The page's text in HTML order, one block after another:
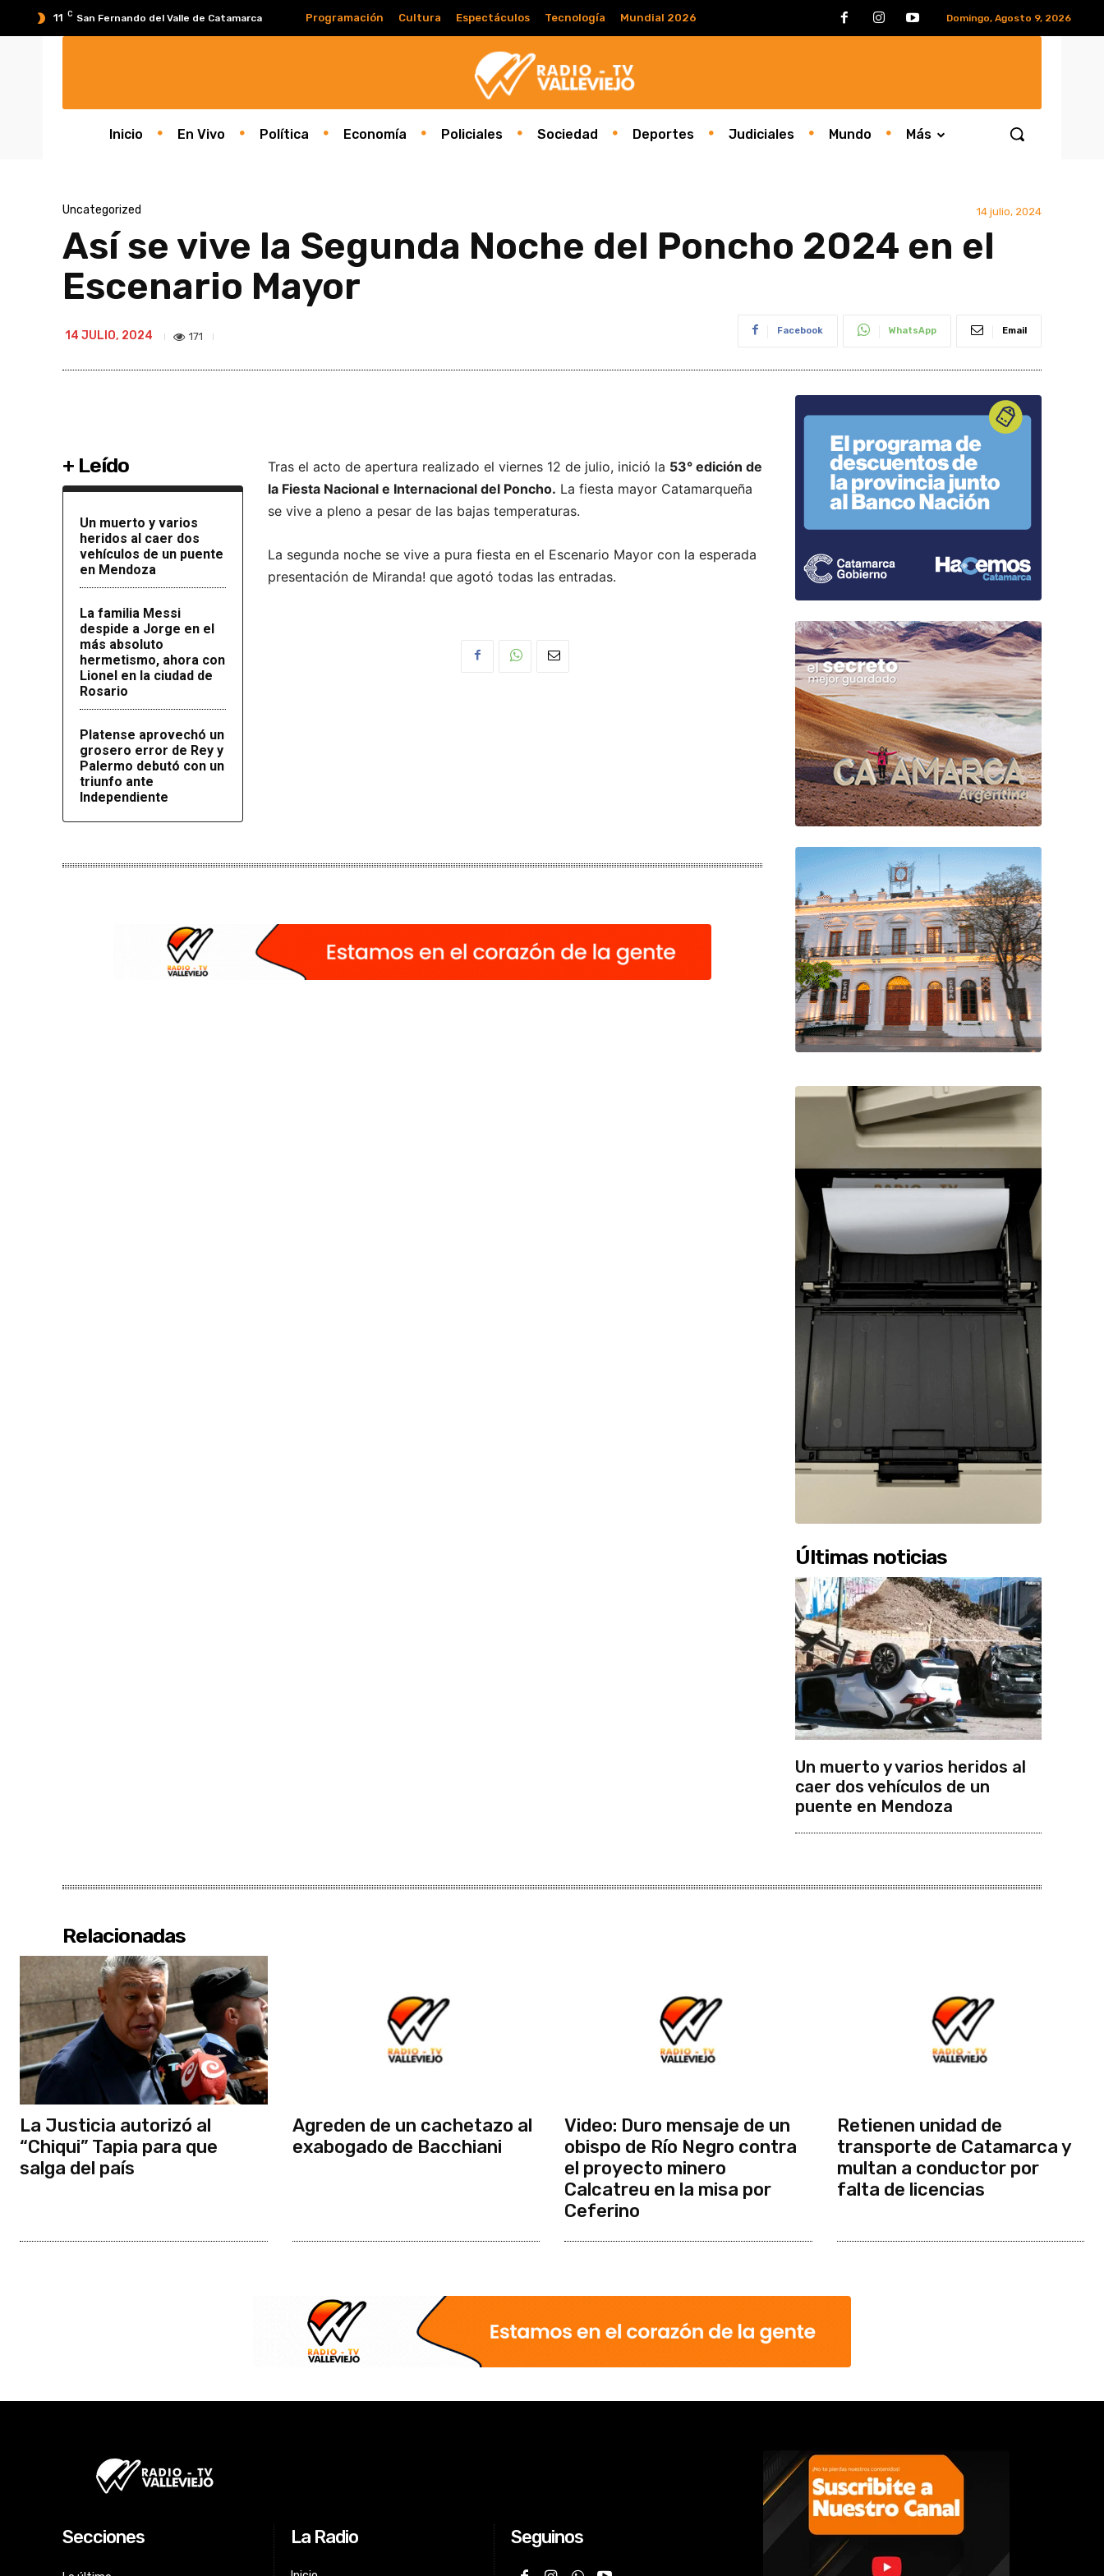
Domingo, Agosto 9, 2026
11 C San Fernando del Valle de Catamarca Programación Cultura Espectáculos Tecnología Mundial 2026
Inicio En Vivo Política Economía Policiales Sociedad Deportes Judiciales Mundo Más
Uncategorized 14 julio, 2024
Así se vive la Segunda Noche del Poncho 2024 en el
Escenario Mayor
14 JULIO, 2024 171 Facebook WhatsApp Email
+ Leído
Un muerto y varios
heridos al caer dos
vehículos de un puente
en Mendoza
La familia Messi
despide a Jorge en el
más absoluto
hermetismo, ahora con
Lionel en la ciudad de
Rosario
Platense aprovechó un
grosero error de Rey y
Palermo debutó con un
triunfo ante
Independiente
Tras el acto de apertura realizado el viernes 12 de julio, inició la 53° edición de
la Fiesta Nacional e Internacional del Poncho. La fiesta mayor Catamarqueña
se vive a pleno a pesar de las bajas temperaturas.
La segunda noche se vive a pura fiesta en el Escenario Mayor con la esperada
presentación de Miranda! que agotó todas las entradas.
Últimas noticias
Un muerto y varios heridos al
caer dos vehículos de un
puente en Mendoza
Relacionadas
La Justicia autorizó al
“Chiqui” Tapia para que
salga del país
Agreden de un cachetazo al
exabogado de Bacchiani
Video: Duro mensaje de un
obispo de Río Negro contra
el proyecto minero
Calcatreu en la misa por
Ceferino
Retienen unidad de
transporte de Catamarca y
multan a conductor por
falta de licencias
Secciones La Radio Seguinos